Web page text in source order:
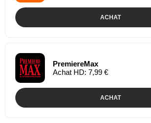
ACHAT
PremiereMax
Achat HD: 7,99 €
ACHAT